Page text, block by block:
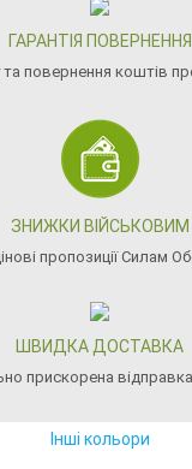
ГАРАНТІЯ ПОВЕРНЕННЯ
повернення коштів
ЗНИЖКИ ВІЙСЬКОВИМ
пропозиції Силам
ШВИДКА ДОСТАВКА
прискорена
Інші кольори